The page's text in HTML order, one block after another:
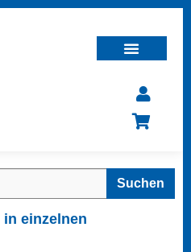
Suchen
einzelnen